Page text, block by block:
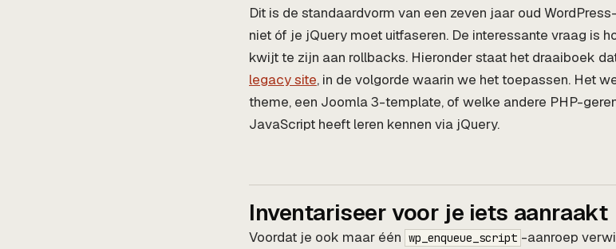
Dit is de standaardvorm van een zeven jaar oud
niet óf je jQuery moet uitfaseren. De interessante vraag is
kwijt te zijn aan rollbacks. Hieronder staat het draaiboek
legacy site, in de volgorde waarin we het toepassen. Het
theme, een Joomla 3-template, of welke andere PHP-
JavaScript heeft leren kennen via jQuery.
Inventariseer voor je iets aanraakt
Voordat je ook maar één wp_enqueue_script -aanroep